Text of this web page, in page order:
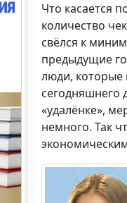
Что касается
количество
свёлся к
предыдущие
люди, которые
сегодняшнего
«удалёнке»,
немного. Так